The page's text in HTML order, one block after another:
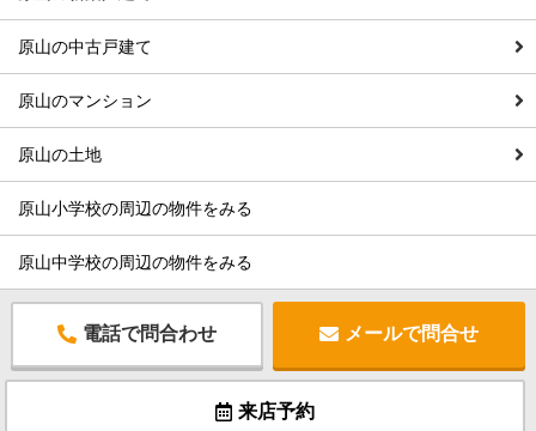
原山の中古戸建て
原山のマンション
原山の土地
原山小学校の周辺の物件をみる
原山中学校の周辺の物件をみる
電話で問合わせ メールで問合せ
来店予約